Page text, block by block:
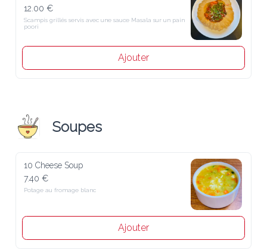
12.00 €
Scampis grillés servis avec une sauce Masala sur un pain poori
Ajouter
Soupes
10 Cheese Soup
7.40 €
Potage au fromage blanc
Ajouter